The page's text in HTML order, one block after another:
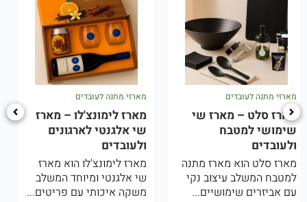
מארזי מתנה לעובדים
מארז לימונצ'לו – מארז
שי אלגנטי לארגונים
ולעובדים
מארז לימונצ'לו הוא מארז
שי אלגנטי ומיוחד המשלב
משקה איכותי עם פריטים...
מארזי מתנה לעובדים
מארז יווני – מארז ים
תיכוני לארגונים
ולעובדים
המארז היווני הוא מארז שי
מיוחד בהשראת המטבח
והאווירה הים תיכונית.